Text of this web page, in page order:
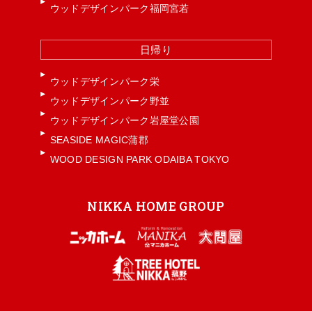
ウッドデザインパーク福岡宮若
日帰り
ウッドデザインパーク栄
ウッドデザインパーク野並
ウッドデザインパーク岩屋堂公園
SEASIDE MAGIC蒲郡
WOOD DESIGN PARK ODAIBA TOKYO
NIKKA HOME GROUP